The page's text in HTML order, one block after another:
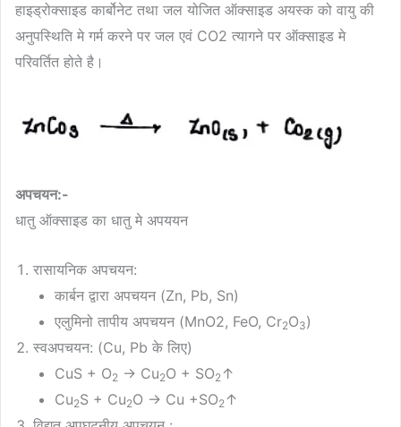
हाइड्रोक्साइड कार्बोनेट तथा जल योजित ऑक्साइड अयस्क को वायु की
अनुपस्थिति मे गर्म करने पर जल एवं CO2 त्यागने पर ऑक्साइड मे
परिवर्तित होते है।
अपचयन:-
धातु ऑक्साइड का धातु मे अपययन
रासायनिक अपचयन:
कार्बन द्वारा अपचयन (Zn, Pb, Sn)
एलुमिनो तापीय अपचयन (MnO2, FeO, Cr2O3)
स्वअपचयन: (Cu, Pb के लिए)
CuS + O2 → Cu2O + SO2 ↑
Cu2S + Cu2O → Cu +SO2 ↑